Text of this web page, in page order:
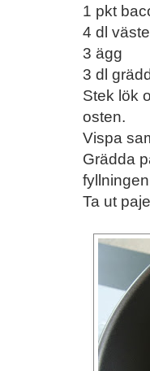
1 pkt
4 dl
3 ägg
3 dl
Stek lök
osten.
Vispa
Grädda
Ta ut